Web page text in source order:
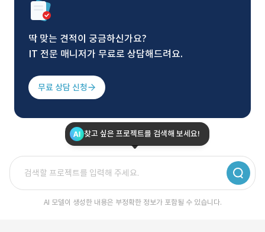
딱 맞는 견적이 궁금하신가요?
IT 전문 매니저가 무료로 상담해드려요.
무료 상담 신청
찾고 싶은 프로젝트를 검색해 보세요!
AI 모델이 생성한 내용은 부정확한 정보가 포함될 수 있습니다.